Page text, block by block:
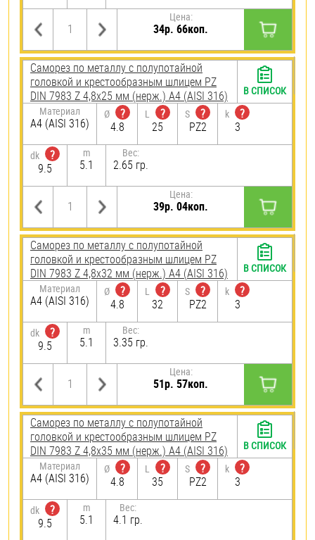
Цена:
34р. 66коп.
Саморез по металлу с полупотайной
головкой и крестообразным шлицем PZ
DIN 7983 Z 4,8х25 мм (нерж.) A4 (AISI 316)
Материал
A4 (AISI 316)
Ø
?
4.8
L
?
25
S
?
PZ2
k
?
3
dk
?
9.5
m
5.1
Вес:
2.65 гр.
Цена:
39р. 04коп.
В СПИСОК
Саморез по металлу с полупотайной
головкой и крестообразным шлицем PZ
DIN 7983 Z 4,8х32 мм (нерж.) A4 (AISI 316)
Материал
A4 (AISI 316)
Ø
?
4.8
L
?
32
S
?
PZ2
k
?
3
dk
?
9.5
m
5.1
Вес:
3.35 гр.
Цена:
51р. 57коп.
В СПИСОК
Саморез по металлу с полупотайной
головкой и крестообразным шлицем PZ
DIN 7983 Z 4,8х35 мм (нерж.) A4 (AISI 316)
Материал
A4 (AISI 316)
Ø
?
4.8
L
?
35
S
?
PZ2
k
?
3
dk
?
9.5
m
5.1
Вес:
4.1 гр.
В СПИСОК